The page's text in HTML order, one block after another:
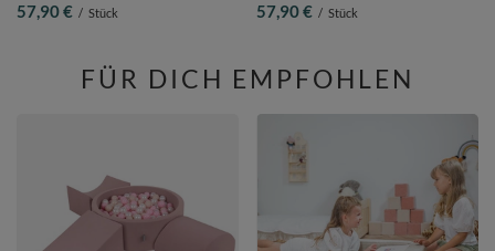
57,90 € / Stück 57,90 € / Stück
FÜR DICH EMPFOHLEN